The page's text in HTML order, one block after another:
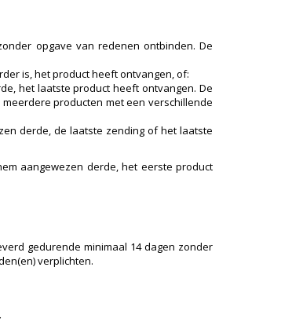
opgave van redenen ontbinden. De
is, het product heeft ontvangen, of:
het laatste product heeft ontvangen. De
producten met een verschillende
derde, de laatste zending of het laatste
aangewezen derde, het eerste product
gedurende minimaal 14 dagen zonder
verplichten.